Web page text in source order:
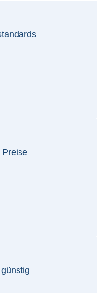
Preise